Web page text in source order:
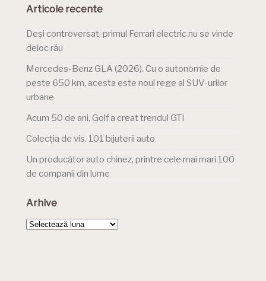
Articole recente
Deși controversat, primul Ferrari electric nu se vinde
deloc rău
Mercedes-Benz GLA (2026). Cu o autonomie de
peste 650 km, acesta este noul rege al SUV-urilor
urbane
Acum 50 de ani, Golf a creat trendul GTI
Colecția de vis. 101 bijuterii auto
Un producător auto chinez, printre cele mai mari 100
de companii din lume
Arhive
Arhive